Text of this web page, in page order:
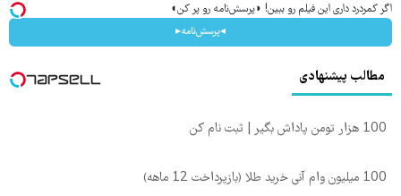
اگر کمردرد داری این فیلم رو ببین! ◗پرسش‌نامه رو پر کن◖
◂پرسش‌نامه▸
مطالب پیشنهادی
100 هزار تومن پاداش بگیر | ثبت نام کن
100 میلیون وام آنی خرید طلا (بازپرداخت 12 ماهه)